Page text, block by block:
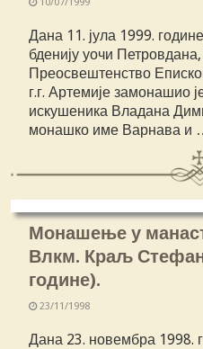
Дана 11. јула 1999.
бденију уочи
Преосвештенство
г.г. Артемије замонашио
искушеника Владана
монашко име Варнава и
Монашење у
Влкм. Краљ
године).
23/11/1998
Дана 23. новембра 1998.